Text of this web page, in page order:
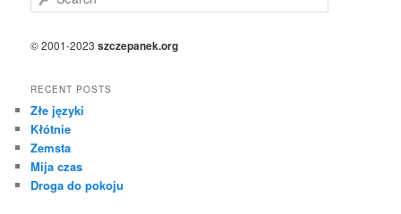
e
r© 2001-2023szczepanek.org
RECENT POSTS
Złe języki
Kłótnie
Zemsta
Mija czas
Droga do pokoju